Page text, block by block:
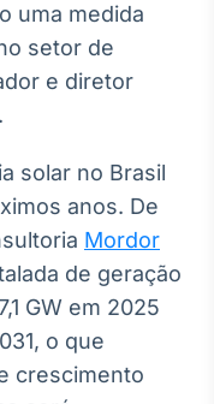
uma medida
setor de
e diretor
solar no Brasil
anos. De
Mordor
de geração
GW em 2025
o que
crescimento